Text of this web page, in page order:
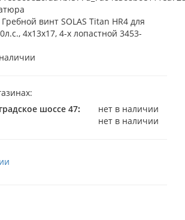
шоссе 47:
нет в наличии
нет в наличии